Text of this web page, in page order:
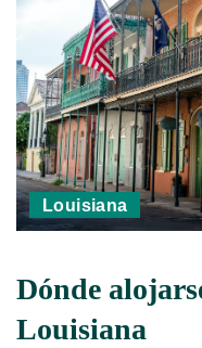
Louisiana
Dónde
Louisiana